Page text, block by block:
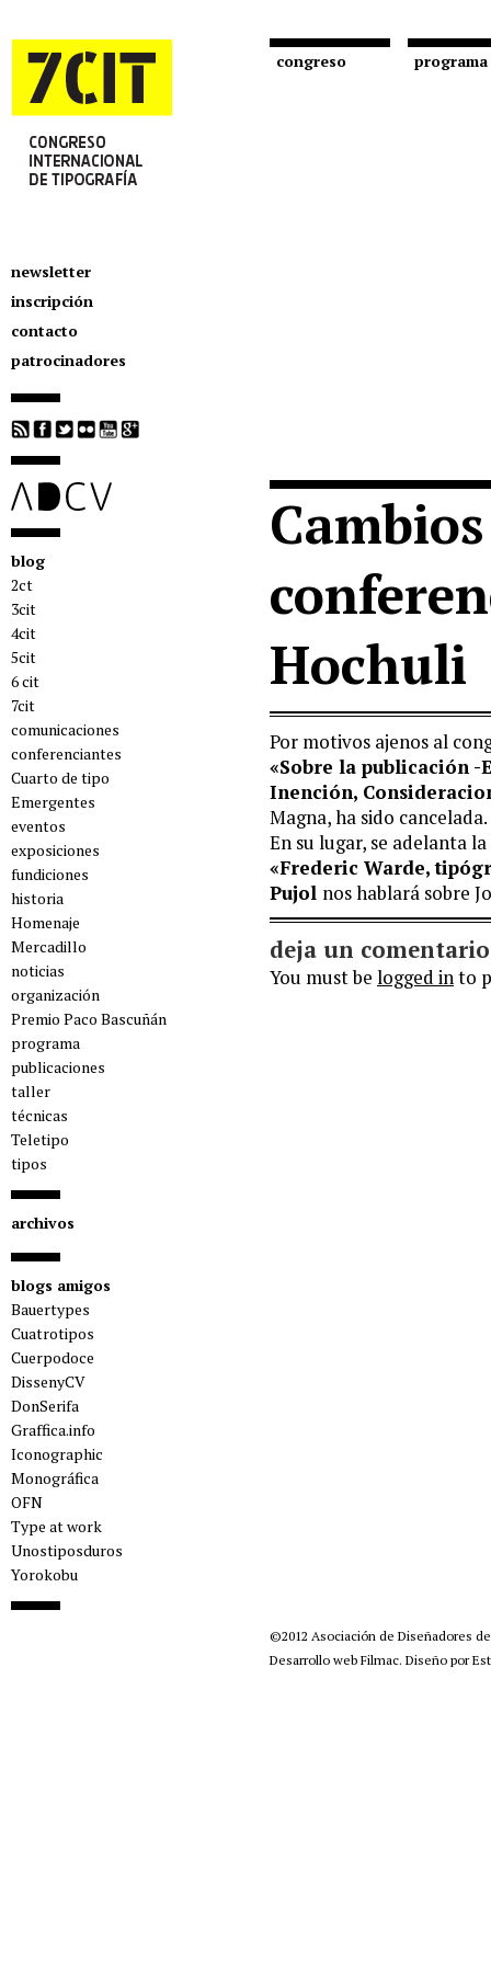
newsletter
inscripción
contacto
patrocinadores
blog
2ct
3cit
4cit
5cit
6 cit
7cit
comunicaciones
conferenciantes
Cuarto de tipo
Emergentes
eventos
exposiciones
fundiciones
historia
Homenaje
Mercadillo
noticias
organización
Premio Paco Bascuñán
programa
publicaciones
taller
técnicas
Teletipo
tipos
archivos
blogs amigos
Bauertypes
Cuatrotipos
Cuerpodoce
DissenyCV
DonSerifa
Graffica.info
Iconographic
Monográfica
OFN
Type at work
Unostiposduros
Yorokobu
congreso programa
Hochuli
Por motivos ajenos al
«Sobre la publicación
Inención,
Magna, ha sido cancelada.
En su lugar, se adelanta
«Frederic Warde,
Pujol nos hablará sobre
deja un comentario
You must be logged into
©2012 Asociación de Diseñadores
Desarrollo web Filmac. Diseño por